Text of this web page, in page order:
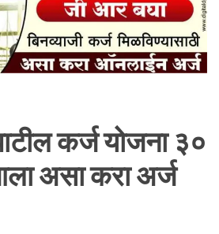
कर्ज योजना ३०
असा करा अर्ज